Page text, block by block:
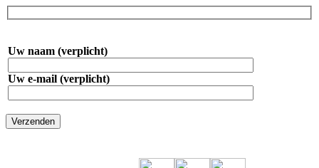
Uw naam (verplicht)
Uw e-mail (verplicht)